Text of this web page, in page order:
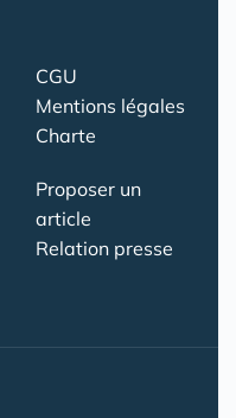
CGU
Mentions légales
Charte
Proposer un
article
Relation presse